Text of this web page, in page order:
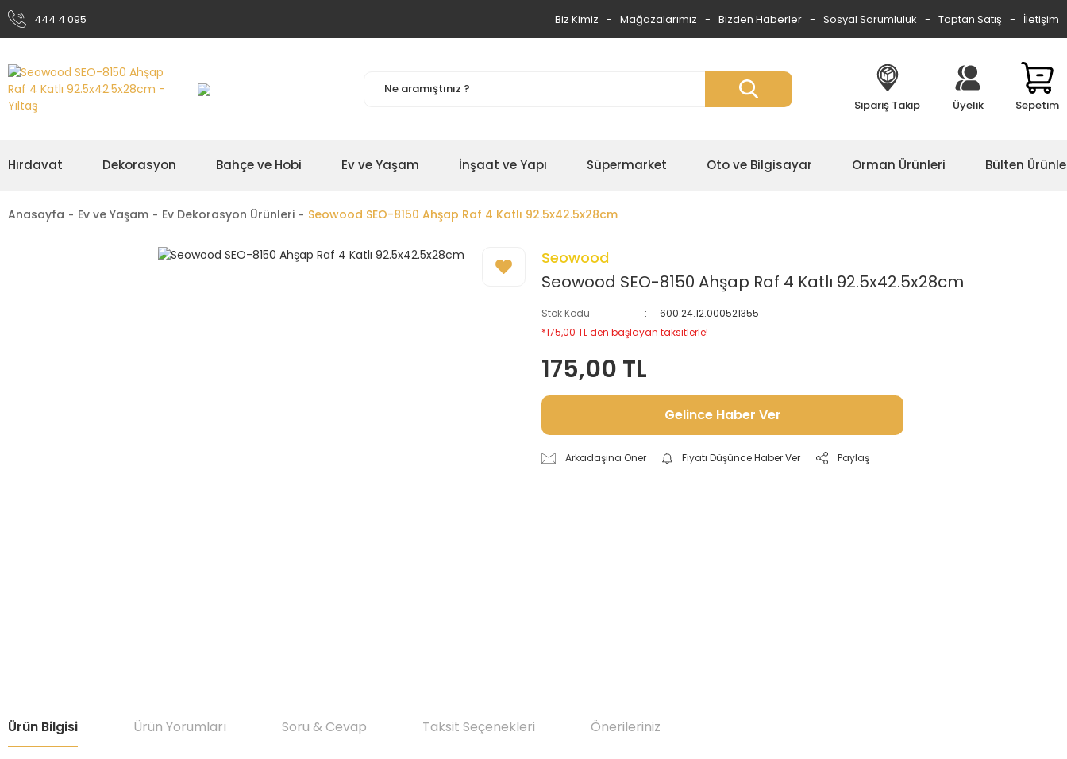
444 4 095 Biz Kimiz Mağazalarımız Bizden Haberler Sosyal Sorumluluk Toptan Satış İletişim
Sipariş Takip Üyelik Sepetim
Hırdavat Dekorasyon Bahçe ve Hobi Ev ve Yaşam İnşaat ve Yapı Süpermarket Oto ve Bilgisayar Orman Ürünleri Bülten
Anasayfa Ev ve Yaşam Ev Dekorasyon Ürünleri Seowood SEO-8150 Ahşap Raf 4 Katlı 92.5x42.5x28cm
Seowood
Seowood SEO-8150 Ahşap Raf 4 Katlı 92.5x42.5x28cm
Stok Kodu
600.24.12.000521355
*175,00 TL den başlayan taksitlerle!
175,00 TL
Gelince Haber Ver
Arkadaşına Öner Fiyatı Düşünce Haber Ver Paylaş
Ürün Bilgisi Ürün Yorumları Soru & Cevap Taksit Seçenekleri Önerileriniz